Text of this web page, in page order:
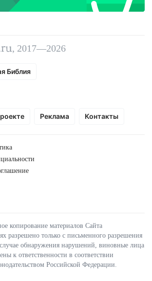
, 2017—2026
Библия
Реклама Контакты
копирование материалов Сайта
разрешено только с письменного разрешения
обнаружения нарушений, виновные лица
к ответственности в соответствии
Российской Федерации.